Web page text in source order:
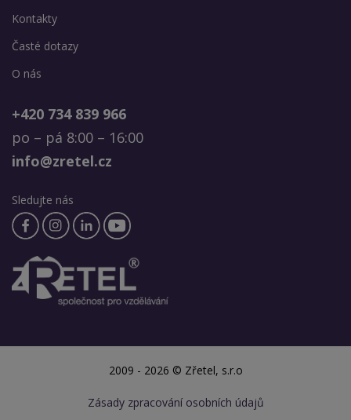
Kontakty
Časté dotazy
O nás
+420 734 839 966
po – pá 8:00 – 16:00
info@zretel.cz
Sledujte nás
2009 - 2026 © Zřetel, s.r.o
Zásady zpracování osobních údajů